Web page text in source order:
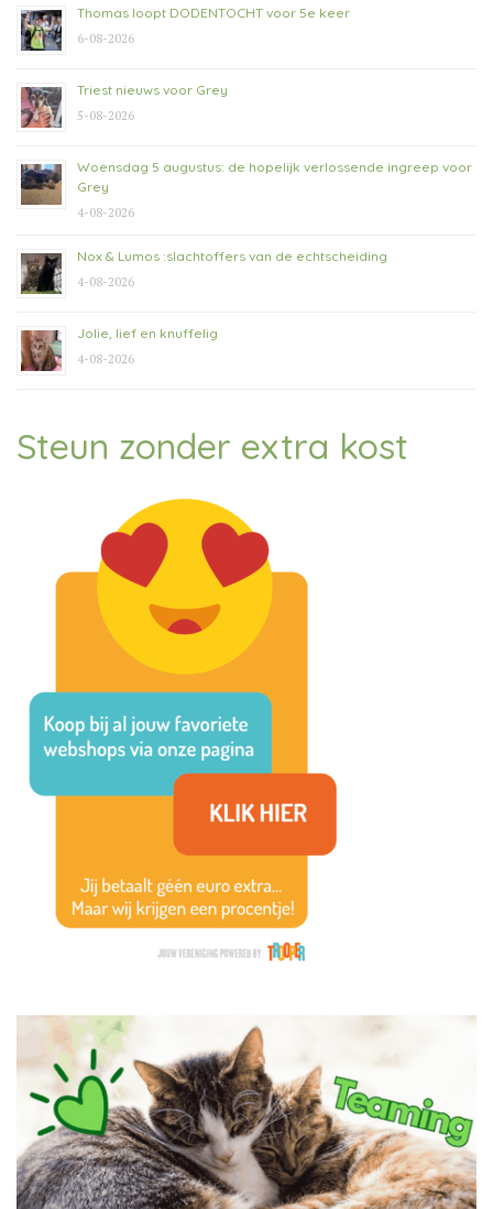
Thomas loopt DODENTOCHT voor 5e keer
6-08-2026
Triest nieuws voor Grey
5-08-2026
Woensdag 5 augustus: de hopelijk verlossende ingreep voor
Grey
4-08-2026
Nox & Lumos :slachtoffers van de echtscheiding
4-08-2026
Jolie, lief en knuffelig
4-08-2026
Steun zonder extra kost